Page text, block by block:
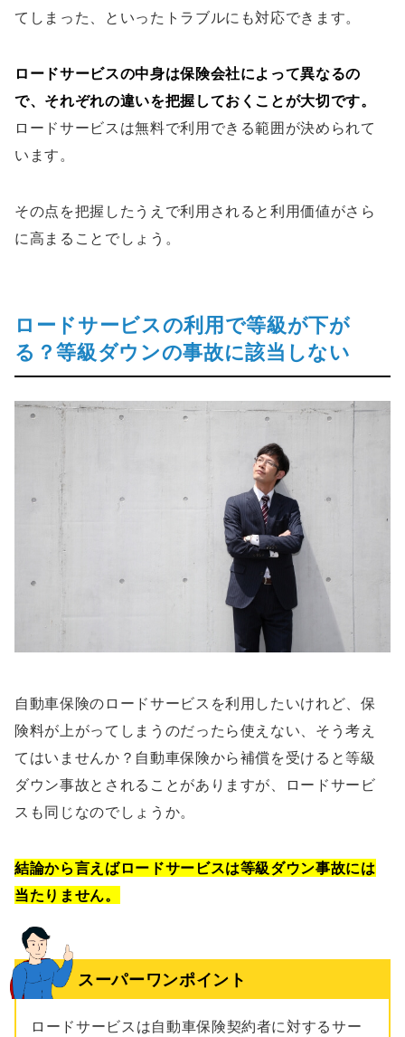
てしまった、といったトラブルにも対応できます。
ロードサービスの中身は保険会社によって異なるの
で、それぞれの違いを把握しておくことが大切です。
ロードサービスは無料で利用できる範囲が決められて
います。
その点を把握したうえで利用されると利用価値がさら
に高まることでしょう。
ロードサービスの利用で等級が下が
る？等級ダウンの事故に該当しない
自動車保険のロードサービスを利用したいけれど、保
険料が上がってしまうのだったら使えない、そう考え
てはいませんか？自動車保険から補償を受けると等級
ダウン事故とされることがありますが、ロードサービ
スも同じなのでしょうか。
結論から言えばロードサービスは等級ダウン事故には
当たりません。
スーパーワンポイント
ロードサービスは自動車保険契約者に対するサー